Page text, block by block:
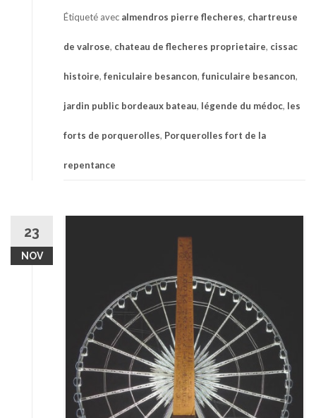
Étiqueté avec almendros pierre flecheres, chartreuse
de valrose, chateau de flecheres proprietaire, cissac
histoire, feniculaire besancon, funiculaire besancon,
jardin public bordeaux bateau, légende du médoc, les
forts de porquerolles, Porquerolles fort de la
repentance
23
NOV